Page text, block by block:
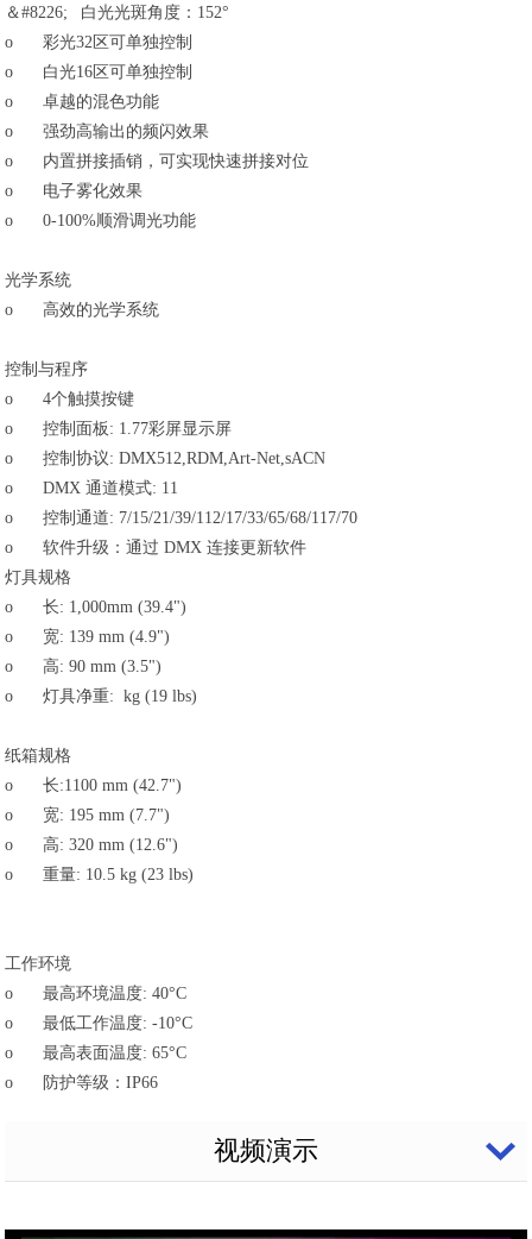
＆#8226;
白光光斑角度：152°
o
彩光32区可单独控制
o
白光16区可单独控制
o
卓越的混色功能
o
强劲高输出的频闪效果
o
内置拼接插销，可实现快速拼接对位
o
电子雾化效果
o
0-100%顺滑调光功能
光学系统
o
高效的光学系统
控制与程序
o
4个触摸按键
o
控制面板: 1.77彩屏显示屏
o
控制协议: DMX512,RDM,Art-Net,sACN
o
DMX 通道模式: 11
o
控制通道: 7/15/21/39/112/17/33/65/68/117/70
o
软件升级：通过 DMX 连接更新软件
灯具规格
o
长: 1,000mm (39.4")
o
宽: 139 mm (4.9")
o
高: 90 mm (3.5")
o
灯具净重: kg (19 lbs)
纸箱规格
o
长:1100 mm (42.7")
o
宽: 195 mm (7.7")
o
高: 320 mm (12.6")
o
重量: 10.5 kg (23 lbs)
工作环境
o
最高环境温度: 40°C
o
最低工作温度: -10°C
o
最高表面温度: 65°C
o
防护等级：IP66
视频演示